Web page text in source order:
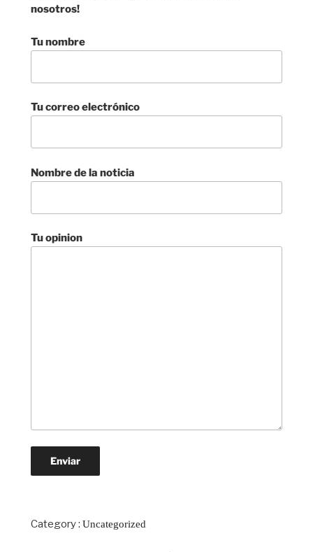
nosotros!
Tu nombre
Tu correo electrónico
Nombre de la noticia
Tu opinion
Category : Uncategorized